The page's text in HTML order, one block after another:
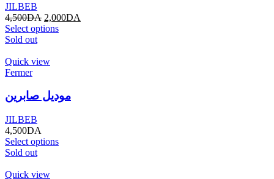
JILBEB
4,500DA 2,000DA
Select options
Sold out
Quick view
Fermer
موديل صابرين
JILBEB
4,500DA
Select options
Sold out
Quick view